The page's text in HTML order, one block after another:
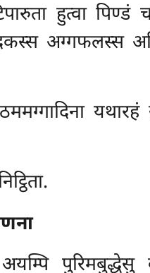
हुत्वा पिण्डं
अग्गफलस्स